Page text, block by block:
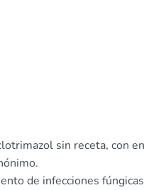
sin receta, con
de infecciones